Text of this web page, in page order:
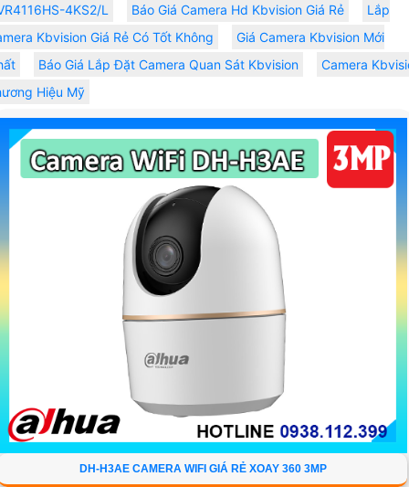
4KS2/L
Báo Giá Camera Hd Kbvision Giá Rẻ
Lắp
Kbvision Giá Rẻ Có Tốt Không
Giá Camera Kbvision Mới
Báo Giá Lắp Đặt Camera Quan Sát Kbvision
Camera
Hiệu Mỹ
DH-H3AE CAMERA WIFI GIÁ RẺ XOAY 360 3MP